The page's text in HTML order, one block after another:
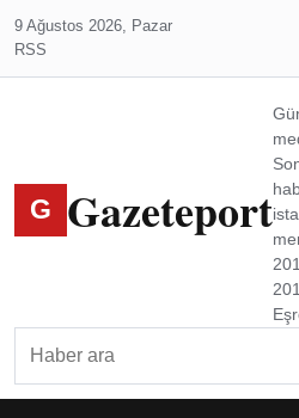
9 Ağustos 2026, Pazar
RSS
G Gazeteport